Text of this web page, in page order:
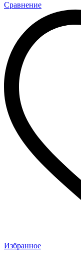
Сравнение
Избранное